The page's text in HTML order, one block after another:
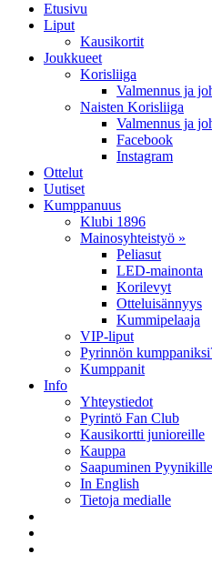
Etusivu
Liput
Kausikortit
Joukkueet
Korisliiga
Valmennus ja
Naisten Korisliiga
Valmennus ja
Facebook
Instagram
Ottelut
Uutiset
Kumppanuus
Klubi 1896
Mainosyhteistyö »
Peliasut
LED-mainonta
Korilevyt
Otteluisännyys
Kummipelaaja
VIP-liput
Pyrinnön
Kumppanit
Info
Yhteystiedot
Pyrintö Fan Club
Kausikortti junioreille
Kauppa
Saapuminen Pyynikille
In English
Tietoja medialle